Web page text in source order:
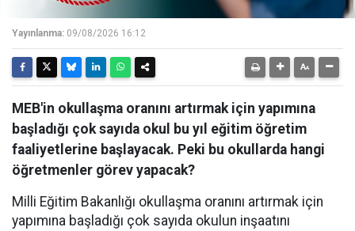
Yayınlanma: 09/08/2026 16:12
MEB'in okullaşma oranını artırmak için yapımına
başladığı çok sayıda okul bu yıl eğitim öğretim
faaliyetlerine başlayacak. Peki bu okullarda hangi
öğretmenler görev yapacak?
Milli Eğitim Bakanlığı okullaşma oranını artırmak için
yapımına başladığı çok sayıda okulun inşaatını